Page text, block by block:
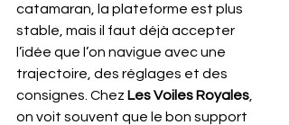
catamaran, la plateforme est plus
stable, mais il faut déjà accepter
l’idée que l’on navigue avec une
trajectoire, des réglages et des
consignes. Chez Les Voiles Royales
on voit souvent que le bon support